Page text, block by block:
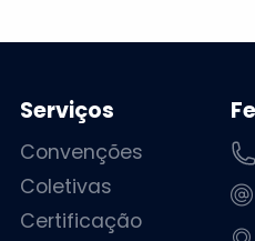
Serviços
Convenções
Coletivas
Certificação